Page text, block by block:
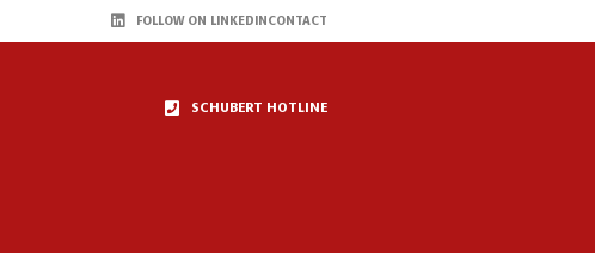
FOLLOW ON LINKEDIN CONTACT
SCHUBERT HOTLINE